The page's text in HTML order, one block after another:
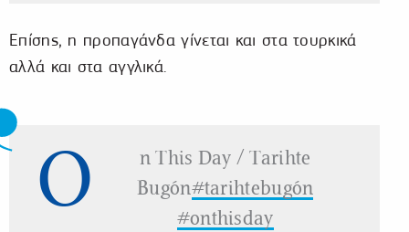
Επίσης, η προπαγάνδα γίνεται και στα τουρκικά
αλλά και στα αγγλικά.
O
n This Day / Tarihte
Bugün#tarihtebugün
#onthisday